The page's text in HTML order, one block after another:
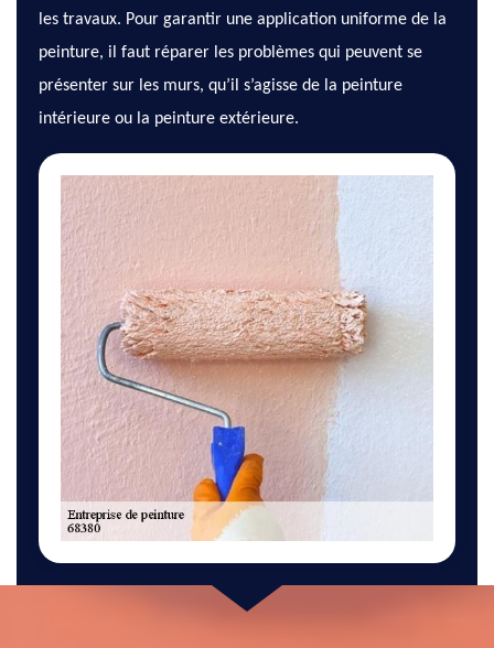
les travaux. Pour garantir une application uniforme de la
peinture, il faut réparer les problèmes qui peuvent se
présenter sur les murs, qu’il s’agisse de la peinture
intérieure ou la peinture extérieure.